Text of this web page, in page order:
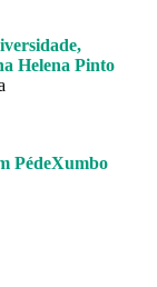
Helena Pinto
PédeXumbo